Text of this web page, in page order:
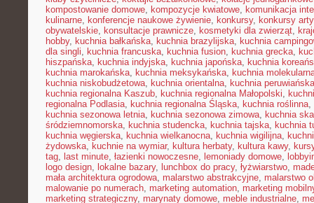
kompostowanie domowe, kompozycje kwiatowe, komunikacja
kulinarne, konferencje naukowe żywienie, konkursy, konkursy
obywatelskie, konsultacje prawnicze, kosmetyki dla zwierząt,
hobby, kuchnia bałkańska, kuchnia brazylijska, kuchnia
dla singli, kuchnia francuska, kuchnia fusion, kuchnia grecka,
hiszpańska, kuchnia indyjska, kuchnia japońska, kuchnia
kuchnia marokańska, kuchnia meksykańska, kuchnia
kuchnia niskobudżetowa, kuchnia orientalna, kuchnia peruwiańska
kuchnia regionalna Kaszub, kuchnia regionalna Małopolski,
regionalna Podlasia, kuchnia regionalna Śląska, kuchnia roślinna,
kuchnia sezonowa letnia, kuchnia sezonowa zimowa, kuchnia
śródziemnomorska, kuchnia studencka, kuchnia tajska, kuchnia
kuchnia węgierska, kuchnia wielkanocna, kuchnia wigilijna,
żydowska, kuchnie na wymiar, kultura herbaty, kultura kawy,
tag, last minute, łazienki nowoczesne, lemoniady domowe,
logo design, lokalne bazary, lunchbox do pracy, łyżwiarstwo,
mała architektura ogrodowa, malarstwo abstrakcyjne, malarstwo
malowanie po numerach, marketing automation, marketing
marketing strategiczny, marynaty domowe, meble industrialne,